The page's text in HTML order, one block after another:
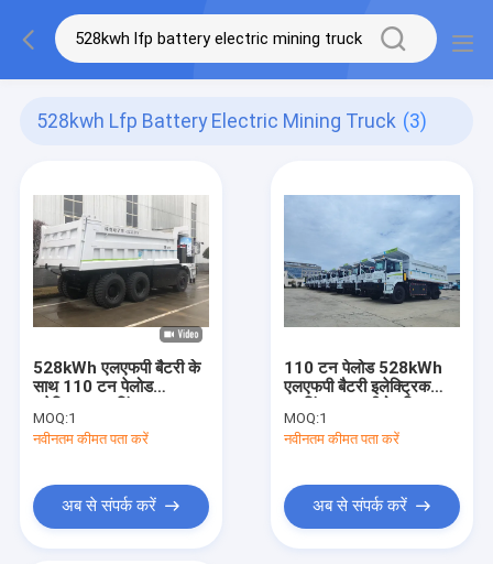
528kwh Lfp Battery Electric Mining Truck (3)
528kWh एलएफपी बैटरी के
साथ 110 टन पेलोड
उत्सर्जन स्वायत्त ढुलाई के लिए
MOQ:1
नवीनतम कीमत पता करें
अब से संपर्क करें
110 टन पेलोड 528kWh
एलएफपी बैटरी इलेक्ट्रिक
टेक्नोलॉजी के साथ
MOQ:1
नवीनतम कीमत पता करें
अब से संपर्क करें